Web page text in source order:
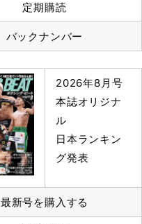
定期購読
バックナンバー
2026年8月号
本誌オリジナ
ル
日本ランキン
グ発表
最新号を購入する